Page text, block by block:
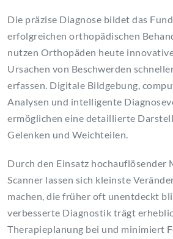
Die präzise Diagnose bildet das
erfolgreichen orthopädischen
nutzen Orthopäden heute
Ursachen von Beschwerden
erfassen. Digitale Bildgebung,
Analysen und intelligente
ermöglichen eine detaillierte
Gelenken und Weichteilen.
Durch den Einsatz hochauflösender
Scanner lassen sich kleinste
machen, die früher oft unentdeckt
verbesserte Diagnostik trägt
Therapieplanung bei und minimiert